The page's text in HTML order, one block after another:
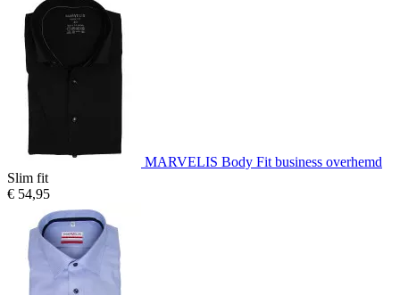
MARVELIS Body Fit business overhemd
Slim fit
€ 54,95